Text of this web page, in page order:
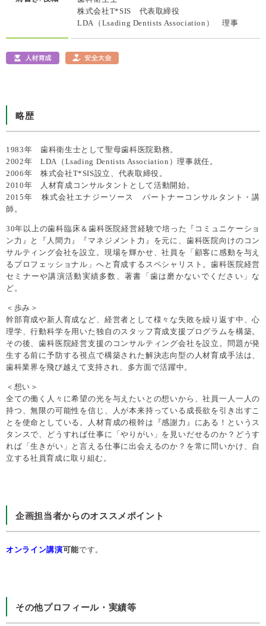
株式会社T*SIS 代表取締役
LDA（Lsading Dentists Association） 理事
略歴
1983年 歯科衛生士として聖母歯科医院勤務。
2002年 LDA（Lsading Dentists Association）理事就任。
2006年 株式会社T*SIS設立、代表取締役。
2010年 人材育成コンサルタントとして活動開始。
2015年 株式会社エナジーソース パートナーコンサルタント・講
師。
30年以上の歯科臨床＆歯科医院経営経験で培った『コミュニケーショ
ン力』と『人間力』『マネジメント力』を元に、歯科医院向けのコン
サルティング会社を設立。現場を輝かせ、社員を「顧客に感動を与え
るプロフェッショナル」へと育成するスペシャリスト。歯科医院経営
セミナーや講演活動実績多数、著書「歯は磨かないでください」な
ど。
＜歩み＞
幹部育成や新人育成など、経営者として様々な失敗を繰り返す中、心
理学、行動科学を用いた独自のスタッフ育成支援プログラムを構築。
その後、歯科医院経営支援のコンサルティング会社を設立。問題が発
生する前に予防する視点で構築された解決志向型の人材育成手法は、
歯科業界を飛び越えて支持され、多方面で活躍中。
＜想い＞
全ての働く人々に希望の光を与えたいとの想いから、社員一人一人の
持つ、無限の可能性を信じ、人が本来持っている成長欲を引き出すこ
とを使命としている。人材育成の根幹は『感謝力』にある！というス
タンスで、どうすれば仕事に「やりがい」を見いだせるのか？どうす
れば「生きがい」と言える仕事に出会えるのか？を常に問いかけ、自
立する社員育成に取り組む。
企画担当者からのオススメポイント
オンライン講演可能です。
その他プロフィール・実績等